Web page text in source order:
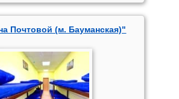
Почтовой (м. Бауманская)"